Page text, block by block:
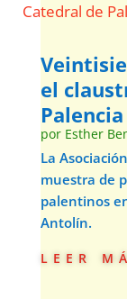
el
Palencia
por Esther
La
muestra de
palentinos
Antolín.
leer